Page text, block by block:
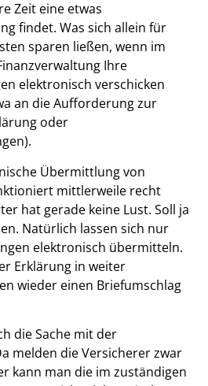
Zeit eine etwas
findet. Was sich allein für
sparen ließen, wenn im
Ihre
elektronisch verschicken
an die Aufforderung zur
oder
Übermittlung von
mittlerweile recht
hat gerade keine Lust. Soll ja
Natürlich lassen sich nur
elektronisch übermitteln.
Erklärung in weiter
wieder einen Briefumschlag
die Sache mit der
melden die Versicherer zwar
kann man die im zuständigen